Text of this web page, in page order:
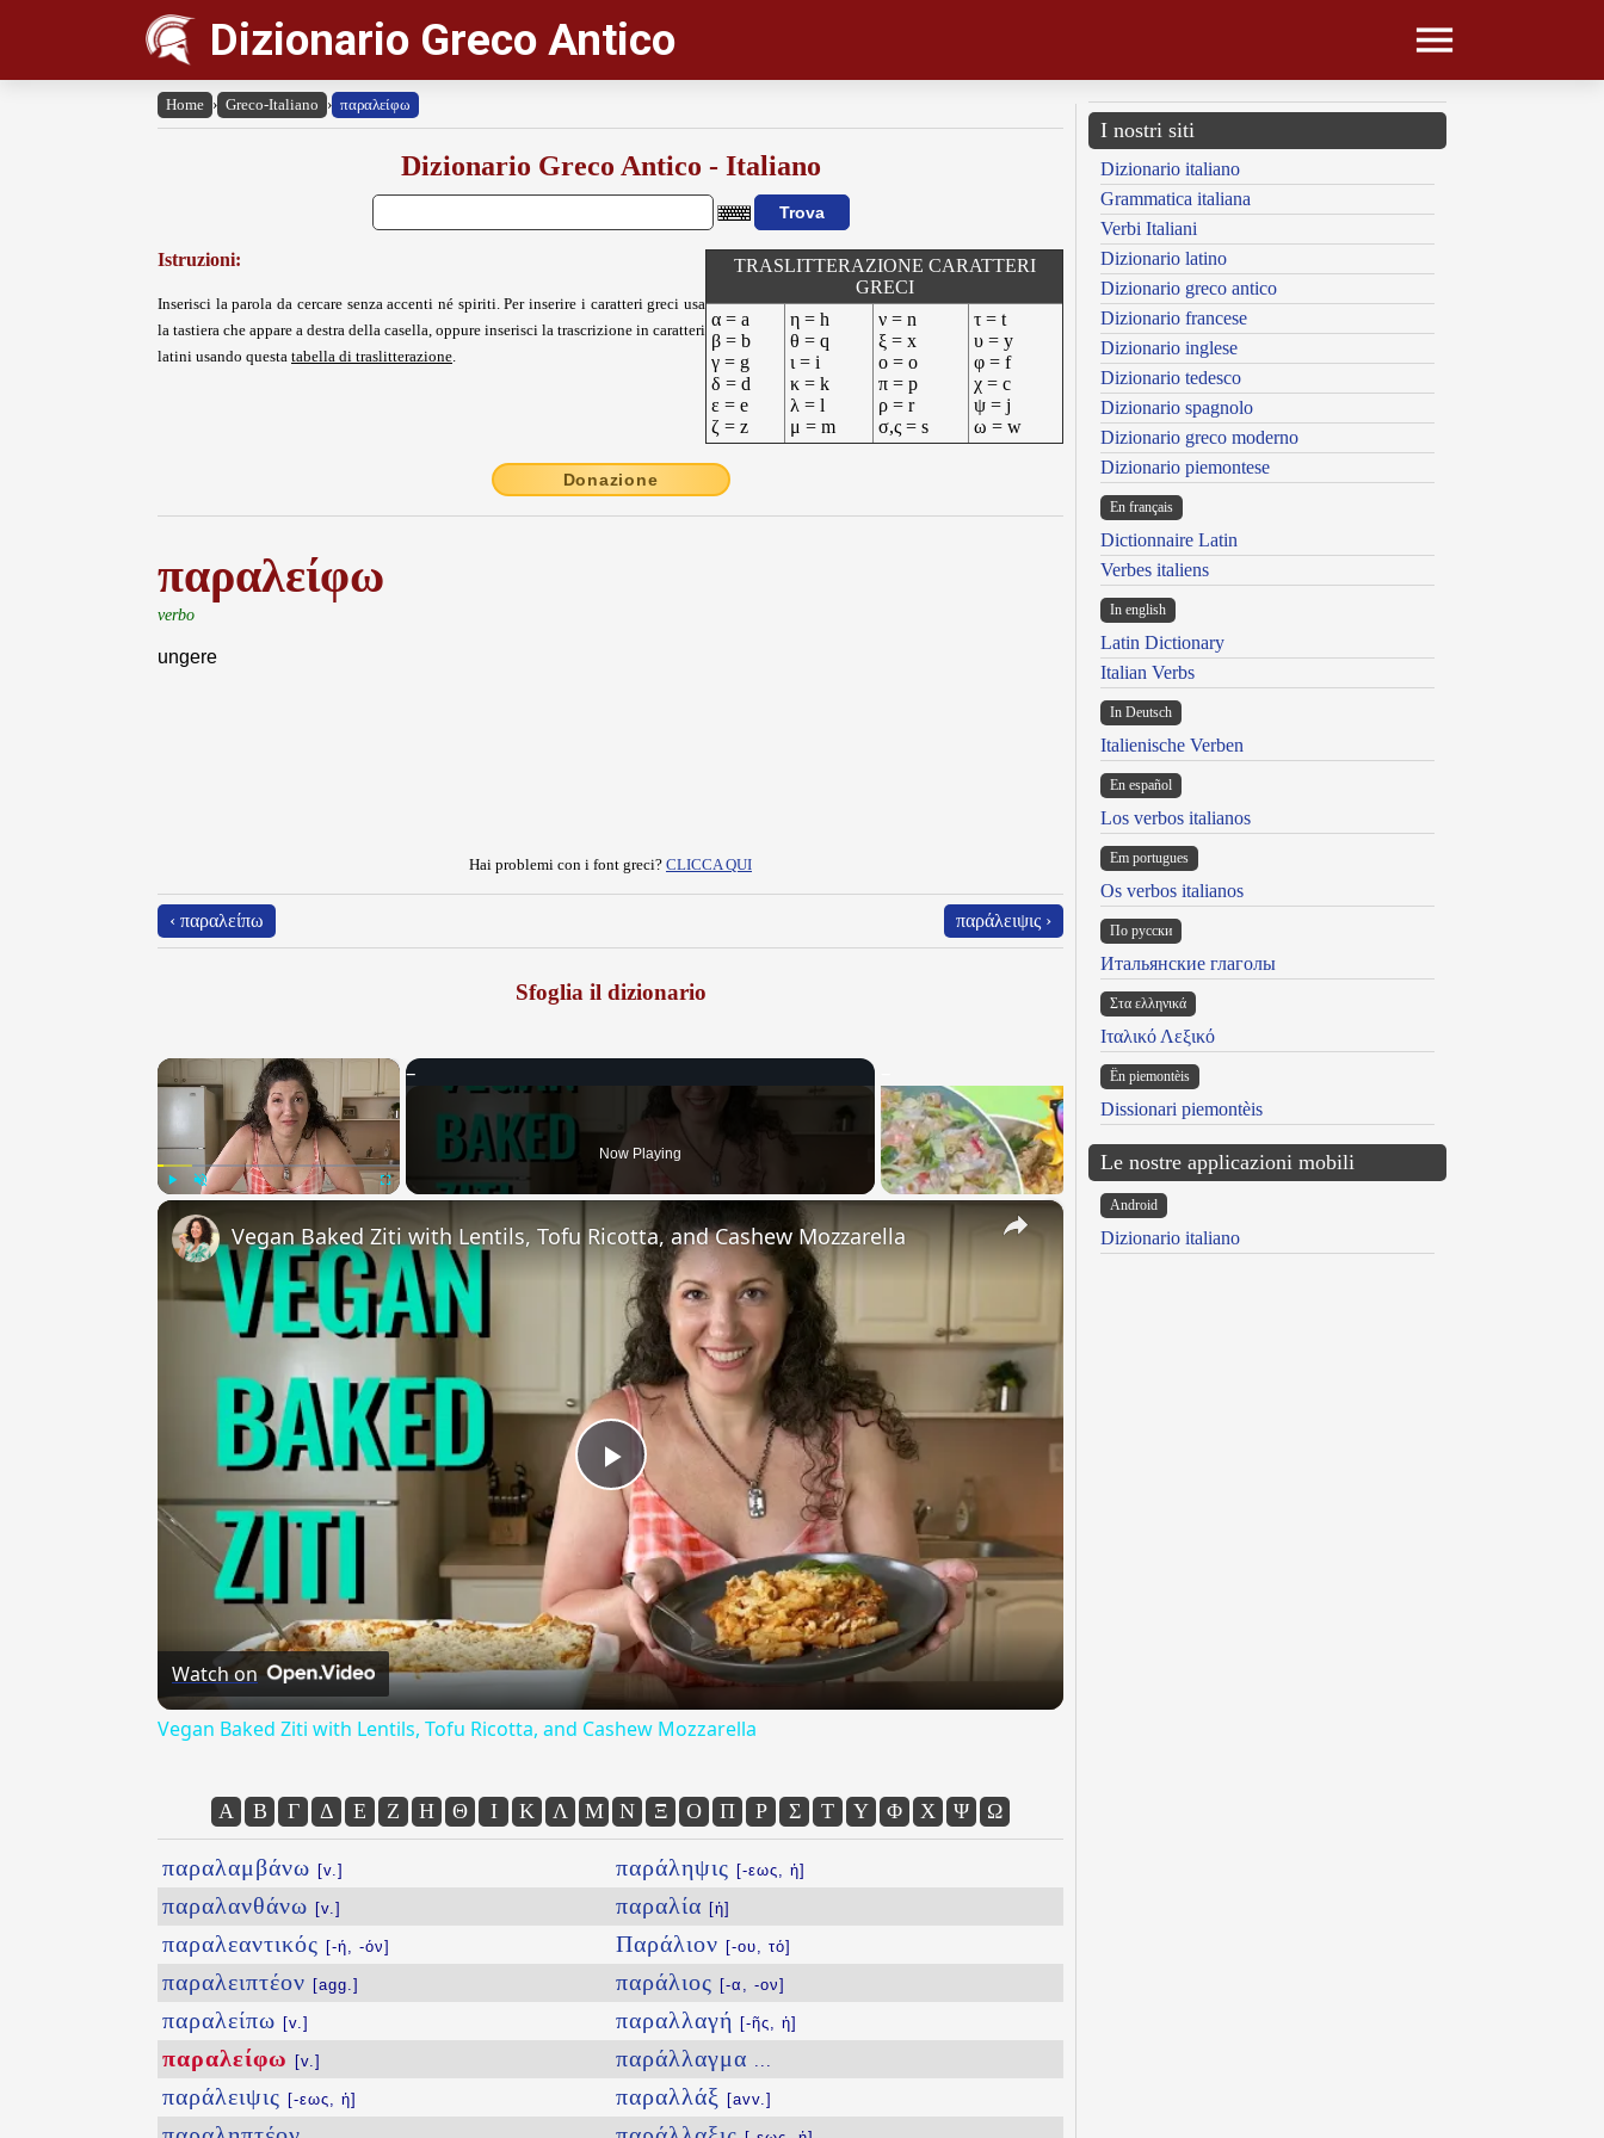
Dizionario Greco Antico
Home › Greco-Italiano › παραλείφω
Dizionario Greco Antico - Italiano
Istruzioni:
Inserisci la parola da cercare senza accenti né spiriti. Per inserire i caratteri greci usa
la tastiera che appare a destra della casella, oppure inserisci la trascrizione in caratteri
latini usando questa tabella di traslitterazione.
TRASLITTERAZIONE CARATTERI
GRECI
α = a
β = b
γ = g
δ = d
ε = e
ζ = z
η = h
θ = q
ι = i
κ = k
λ = l
μ = m
ν = n
ξ = x
ο = o
π = p
ρ = r
σ,ς = s
τ = t
υ = y
φ = f
χ = c
ψ = j
ω = w
Donazione
παραλείφω
verbo
ungere
Hai problemi con i font greci? CLICCA QUI
‹ παραλείπω παράλειψις ›
Sfoglia il dizionario
×
Now Playing
×
Play
Video
Vegan Baked Ziti with Lentils, Tofu Ricotta, and Cashew Mozzarella
Watch on
Vegan Baked Ziti with Lentils, Tofu Ricotta, and Cashew Mozzarella
Α Β Γ Δ Ε Ζ Η Θ Ι Κ Λ Μ Ν Ξ Ο Π Ρ Σ Τ Υ Φ Χ Ψ Ω
παραλαμβάνω [v.]
παραλανθάνω [v.]
παραλεαντικός [-ή, -όν]
παραλειπτέον [agg.]
παραλείπω [v.]
παραλείφω [v.]
παράλειψις [-εως, ἡ]
παράληψις [-εως, ἡ]
παραλία [ἡ]
Παράλιον [-ου, τό]
παράλιος [-α, -ον]
παραλλαγή [-ῆς, ἡ]
παράλλαγμα
παραλλάξ [avv.]
I nostri siti
Dizionario italiano
Grammatica italiana
Verbi Italiani
Dizionario latino
Dizionario greco antico
Dizionario francese
Dizionario inglese
Dizionario tedesco
Dizionario spagnolo
Dizionario greco moderno
Dizionario piemontese
En français
Dictionnaire Latin
Verbes italiens
In english
Latin Dictionary
Italian Verbs
In Deutsch
Italienische Verben
En español
Los verbos italianos
Em portugues
Os verbos italianos
По русски
Итальянские глаголы
Στα ελληνικά
Ιταλικό Λεξικό
Ën piemontèis
Dissionari piemontèis
Le nostre applicazioni mobili
Android
Dizionario italiano